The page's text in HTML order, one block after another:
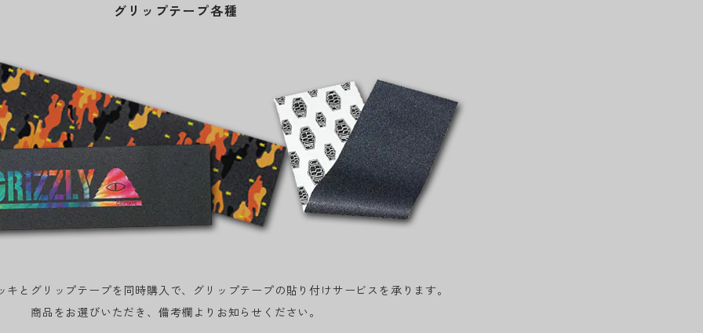
グリップテープ各種
キとグリップテープを同時購入で、グリップテープの貼り付けサービスを承ります。
商品をお選びいただき、備考欄よりお知らせください。